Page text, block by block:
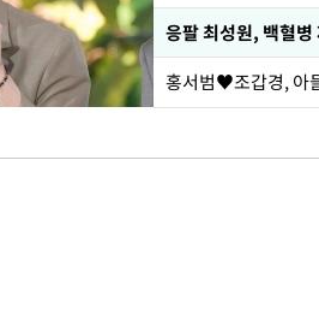
응팔 최성원, 백혈
홍서범♥조갑경, 아